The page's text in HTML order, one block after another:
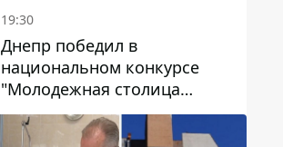
19:30
Днепр победил в
национальном конкурсе
"Молодежная столица
Украины – 2026"